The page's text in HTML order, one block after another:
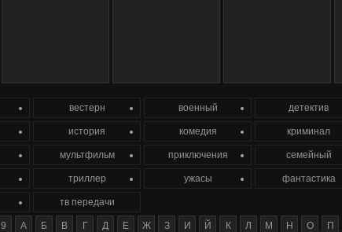
вестерн военный детектив
история комедия криминал
мультфильм приключения семейный
триллер ужасы фантастика
тв передачи
9 А Б В Г Д Е Ж З И Й К Л М Н О П